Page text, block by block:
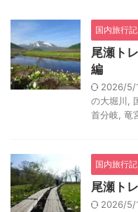
国内旅行記
尾瀬ト
編
2026/5/
の大堀川
首分岐 竜
国内旅行記
尾瀬ト
2026/5/